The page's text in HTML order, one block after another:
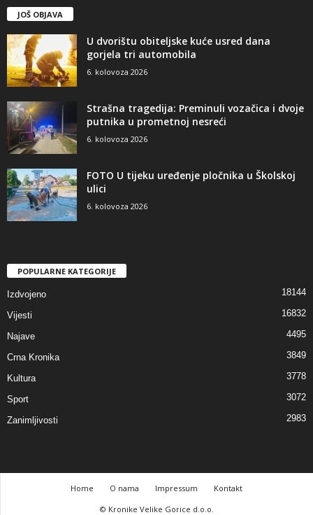
JOŠ OBJAVA
U dvorištu obiteljske kuće usred dana
gorjela tri automobila
6. kolovoza 2026
Strašna tragedija: Preminuli vozačica i dvoje
putnika u prometnoj nesreći
6. kolovoza 2026
FOTO U tijeku uređenje pločnika u Školskoj
ulici
6. kolovoza 2026
POPULARNE KATEGORIJE
Izdvojeno 18144
Vijesti 16832
Najave 4495
Crna Kronika 3849
Kultura 3778
Sport 3072
Zanimljivosti 2983
Home O nama Impressum
Kontakt
© Kronike Velike Gorice d.o.o.